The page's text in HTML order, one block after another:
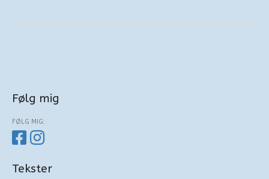
Følg mig
FØLG MIG:
Tekster